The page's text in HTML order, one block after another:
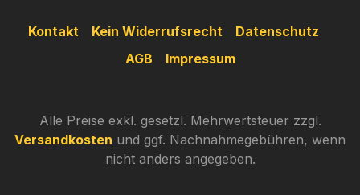
Kontakt Kein Widerrufsrecht
Datenschutz
AGB
Impressum
Alle Preise exkl. gesetzl. Mehrwertsteuer zzgl.
Versandkosten und ggf. Nachnahmegebühren, wenn
nicht anders angegeben.